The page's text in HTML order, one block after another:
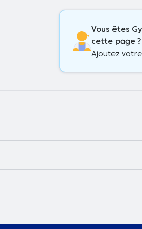
Vous êtes
cette page ?
Ajoutez